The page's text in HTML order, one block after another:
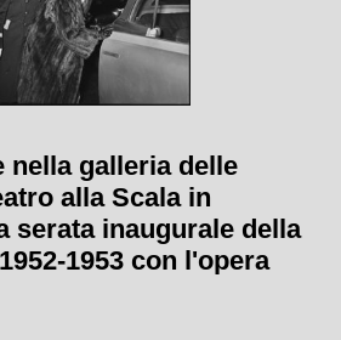
nella galleria delle
alla Scala in
serata inaugurale della
1953 con l'opera
con la regia di Carl